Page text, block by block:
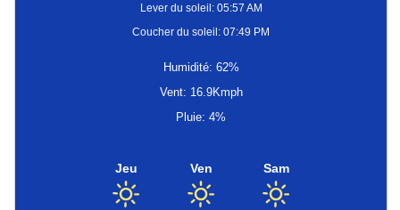
Lever du soleil: 05:57 AM
Coucher du soleil: 07:49 PM
Humidité: 62%
Vent: 16.9Kmph
Pluie: 4%
Jeu Ven Sam